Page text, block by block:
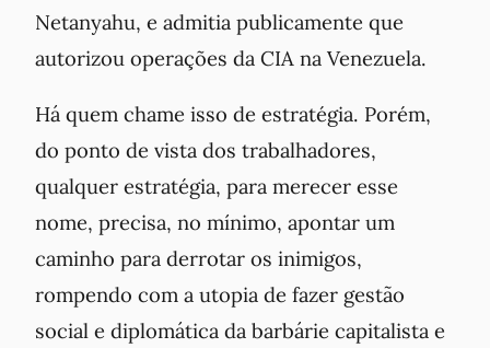
Netanyahu, e admitia publicamente que
autorizou operações da CIA na Venezuela.
Há quem chame isso de estratégia. Porém,
do ponto de vista dos trabalhadores,
qualquer estratégia, para merecer esse
nome, precisa, no mínimo, apontar um
caminho para derrotar os inimigos,
rompendo com a utopia de fazer gestão
social e diplomática da barbárie capitalista e